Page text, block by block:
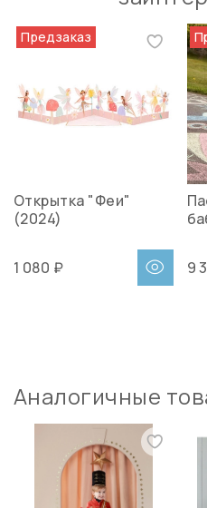
Предзаказ
Открытка "Феи"
(2024)
1 080 ₽ 9
Аналогичные